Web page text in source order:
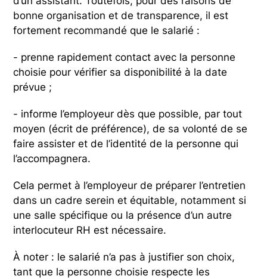
bonne organisation et de transparence, il est
fortement recommandé que le salarié :
- prenne rapidement contact avec la personne
choisie pour vérifier sa disponibilité à la date
prévue ;
- informe l’employeur dès que possible, par tout
moyen (écrit de préférence), de sa volonté de se
faire assister et de l’identité de la personne qui
l’accompagnera.
Cela permet à l’employeur de préparer l’entretien
dans un cadre serein et équitable, notamment si
une salle spécifique ou la présence d’un autre
interlocuteur RH est nécessaire.
À noter : le salarié n’a pas à justifier son choix,
tant que la personne choisie respecte les